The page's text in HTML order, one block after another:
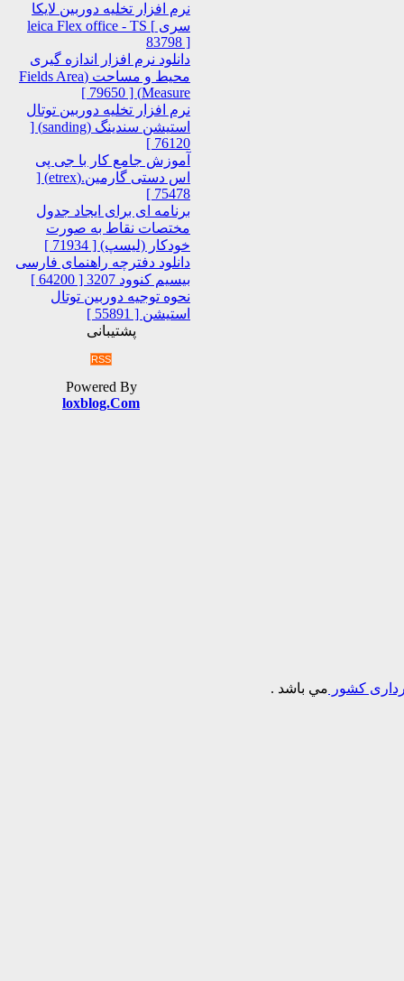
نرم افزار تخلیه دوربین لایکا
سری leica Flex office - TS [
83798 ]
دانلود نرم افزار اندازه گیری
محیط و مساحت (Fields Area
Measure) [ 79650 ]
نرم افزار تخلیه دوربین توتال
استیشن سندینگ (sanding) [
76120 ]
آموزش جامع کار با جی پی
اس دستی گارمین.(etrex) [
75478 ]
برنامه ای برای ایجاد جدول
مختصات نقاط به صورت
خودکار (لیسپ) [ 71934 ]
دانلود دفترچه راهنمای فارسی
بیسیم کنوود 3207 [ 64200 ]
نحوه توجیه دوربین توتال
استیشن [ 55891 ]
پشتیبانی
RSS
Powered By
loxblog.Com
کشور مي باشد .